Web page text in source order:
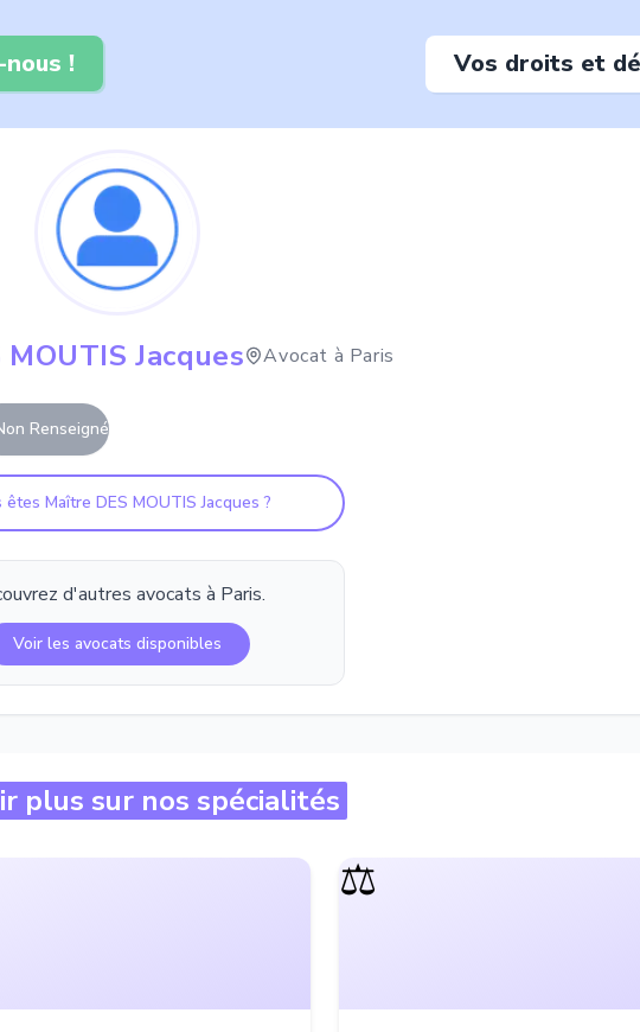
! Vos droits et
MOUTIS Jacques Avocat à Paris
Renseigné
êtes Maître DES MOUTIS Jacques ?
d'autres avocats à Paris.
Voir les avocats disponibles
plus sur nos spécialités
⚖️